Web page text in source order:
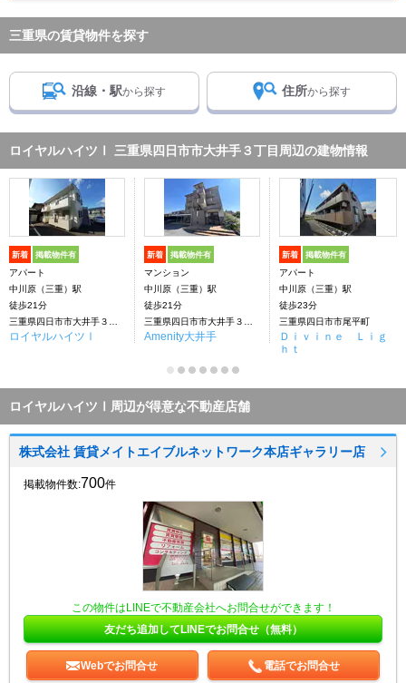
三重県の賃貸物件を探す
沿線・駅から探す 住所から探す
ロイヤルハイツⅠ 三重県四日市市大井手３丁目周辺の建物情報
新着 掲載物件有
アパート
中川原（三重）駅
徒歩21分
ロイヤルハイツⅠ
新着 掲載物件有
マンション
中川原（三重）駅
徒歩21分
Amenity大井手
新着 掲載物件有
アパート
中川原（三重）駅
徒歩23分
三重県四日市市尾平町
Ｄｉｖｉｎｅ Ｌｉｇ
ｈｔ
ロイヤルハイツⅠ周辺が得意な不動産店舗
株式会社 賃貸メイトエイブルネットワーク本店ギャラリー店
掲載物件数:700件
この物件はLINEで不動産会社へお問合せができます！
友だち追加してLINEでお問合せ（無料）
Webでお問合せ 電話でお問合せ